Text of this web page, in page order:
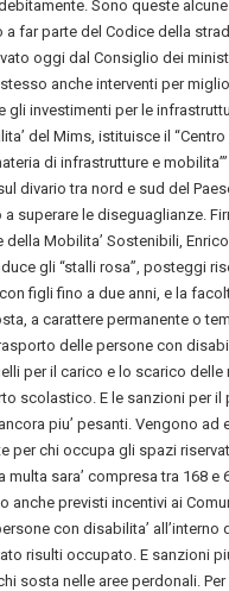
Sono queste alcune
a far parte del Codice della
oggi dal Consiglio dei
anche interventi per
gli investimenti per le
del Mims, istituisce il “Centro
di infrastrutture e
divario tra nord e sud del
a superare le diseguaglianze.
Mobilita’ Sostenibili, Enrico
gli “stalli rosa”, posteggi
figli fino a due anni, e la
a carattere permanente o
delle persone con
per il carico e lo scarico delle
scolastico. E le sanzioni per il
piu’ pesanti. Vengono ad
per chi occupa gli spazi
multa sara’ compresa tra 168 e
anche previsti incentivi ai
con disabilita’ all’interno
risulti occupato. E sanzioni
sosta nelle aree perdonali.